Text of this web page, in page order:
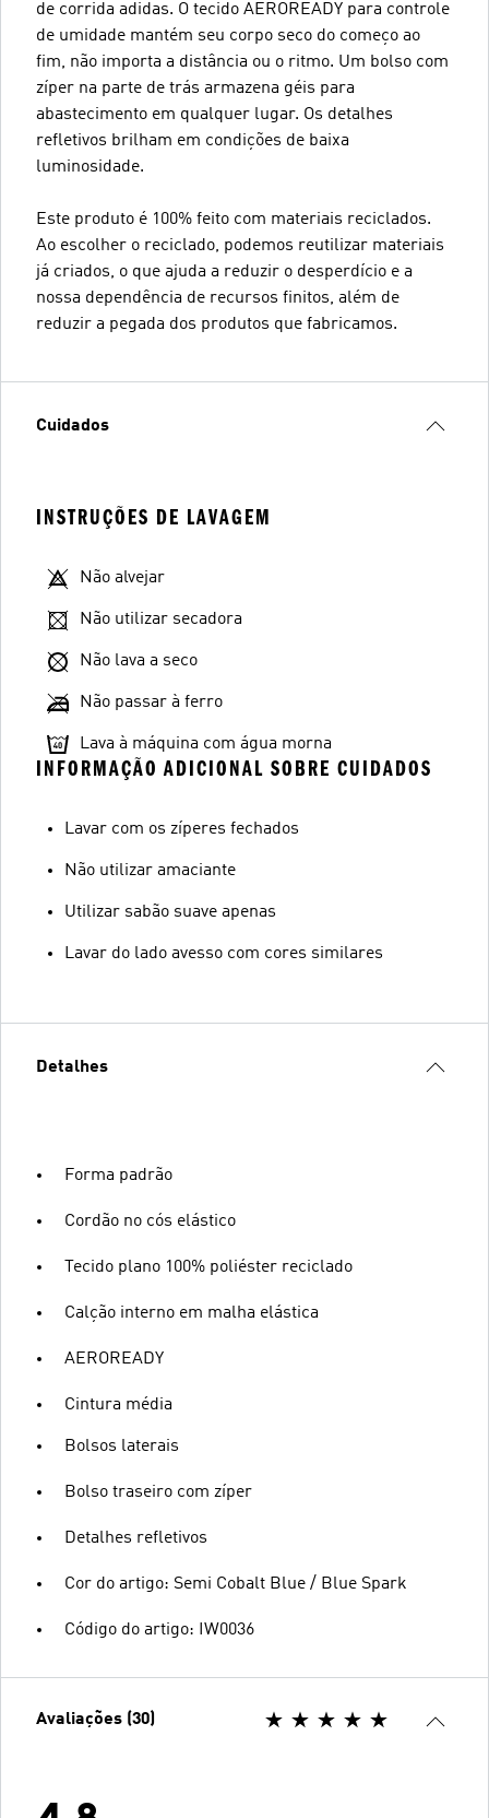
de corrida adidas. O tecido AEROREADY para controle
de umidade mantém seu corpo seco do começo ao
fim, não importa a distância ou o ritmo. Um bolso com
zíper na parte de trás armazena géis para
abastecimento em qualquer lugar. Os detalhes
refletivos brilham em condições de baixa
luminosidade.
Este produto é 100% feito com materiais reciclados.
Ao escolher o reciclado, podemos reutilizar materiais
já criados, o que ajuda a reduzir o desperdício e a
nossa dependência de recursos finitos, além de
reduzir a pegada dos produtos que fabricamos.
Cuidados
INSTRUÇÕES DE LAVAGEM
Não alvejar
Não utilizar secadora
Não lava a seco
Não passar à ferro
Lava à máquina com água morna
INFORMAÇÃO ADICIONAL SOBRE CUIDADOS
Lavar com os zíperes fechados
Não utilizar amaciante
Utilizar sabão suave apenas
Lavar do lado avesso com cores similares
Detalhes
Forma padrão
Cordão no cós elástico
Tecido plano 100% poliéster reciclado
Calção interno em malha elástica
AEROREADY
Cintura média
Bolsos laterais
Bolso traseiro com zíper
Detalhes refletivos
Cor do artigo: Semi Cobalt Blue / Blue Spark
Código do artigo: IW0036
Avaliações (30)